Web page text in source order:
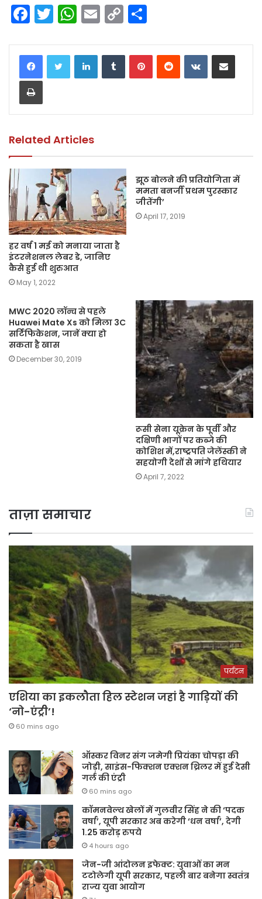
F
c
e
b
o
k
T
itt
er
W
a
ts
p
E
ai
l
C
p
y
n
ar
e
LinkedInTumblrPinterestReddit VKontakteShare via Email
Print
Related Articles
हर वर्ष 1 मई को मनाया जाता है
इंटरनेशनल लेबर डे, जानिए
कैसे हुई थी शुरुआत
May 1, 2022
झूठ बोलने की प्रतियोगिता में
ममता बनर्जी प्रथम पुरस्कार
जीतेंगी’
April 17, 2019
MWC 2020 लॉन्च से पहले
Huawei Mate Xs को मिला 3C
सर्टिफिकेशन, जानें क्या हो
सकता है खास
December 30, 2019
रूसी सेना यूक्रेन के पूर्वी और
दक्षिणी भागों पर कब्जे की
कोशिश में,राष्ट्रपति जेलेंस्की ने
सहयोगी देशों से मांगे हथियार
April 7, 2022
ताज़ा समाचार
पर्यटन
एशिया का इकलौता हिल स्टेशन जहां है गाड़ियों की
‘नो-एंट्री’!
60 mins ago
ऑस्कर विनर संग जमेगी प्रियंका चोपड़ा की
जोड़ी, साइंस-फिक्शन एक्शन थ्रिलर में हुई देसी
गर्ल की एंट्री
60 mins ago
कॉमनवेल्थ खेलों में गुलवीर सिंह ने की ‘पदक
वर्षा’, यूपी सरकार अब करेगी ‘धन वर्षा’, देगी
1.25 करोड़ रुपये
4 hours ago
जेन-जी आंदोलन इफेक्ट: युवाओं का मन
टटोलेगी यूपी सरकार, पहली बार बनेगा स्वतंत्र
राज्य युवा आयोग